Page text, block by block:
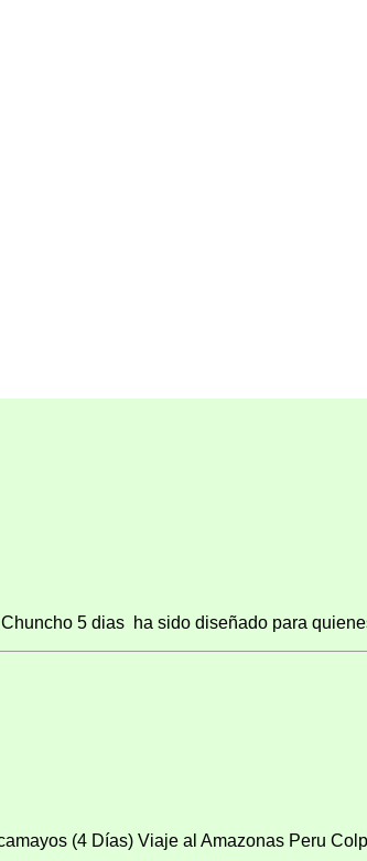
5 dias ha sido diseñado para
(4 Días) Viaje al Amazonas Peru